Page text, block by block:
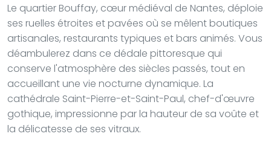
Le quartier Bouffay, cœur médiéval de Nantes, déploie
ses ruelles étroites et pavées où se mêlent boutiques
artisanales, restaurants typiques et bars animés. Vous
déambulerez dans ce dédale pittoresque qui
conserve l'atmosphère des siècles passés, tout en
accueillant une vie nocturne dynamique. La
cathédrale Saint-Pierre-et-Saint-Paul, chef-d'œuvre
gothique, impressionne par la hauteur de sa voûte et
la délicatesse de ses vitraux.